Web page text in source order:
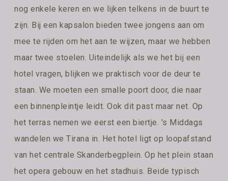
nog enkele keren en we lijken telkens in de buurt te
zijn. Bij een kapsalon bieden twee jongens aan om
mee te rijden om het aan te wijzen, maar we hebben
maar twee stoelen. Uiteindelijk als we het bij een
hotel vragen, blijken we praktisch voor de deur te
staan. We moeten een smalle poort door, die naar
een binnenpleintje leidt. Ook dit past maar net. Op
het terras nemen we eerst een biertje. 's Middags
wandelen we Tirana in. Het hotel ligt op loopafstand
van het centrale Skanderbegplein. Op het plein staan
het opera gebouw en het stadhuis. Beide typisch